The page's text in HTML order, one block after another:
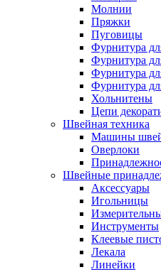
Молнии
Пряжки
Пуговицы
Фурнитура
Фурнитура
Фурнитура
Фурнитура
Хольнитены
Цепи
Швейная техника
Машины
Оверлоки
Швейные
Аксессуары
Игольницы
Инструменты
Клеевые
Лекала
Линейки